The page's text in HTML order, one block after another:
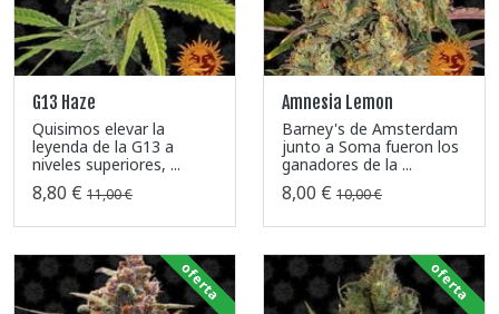
G13 Haze
Quisimos elevar la
leyenda de la G13 a
niveles superiores, ...
8,80 € 11,00 €
Amnesia Lemon
Barney's de Amsterdam
junto a Soma fueron los
ganadores de la ...
8,00 € 10,00 €
oferta oferta